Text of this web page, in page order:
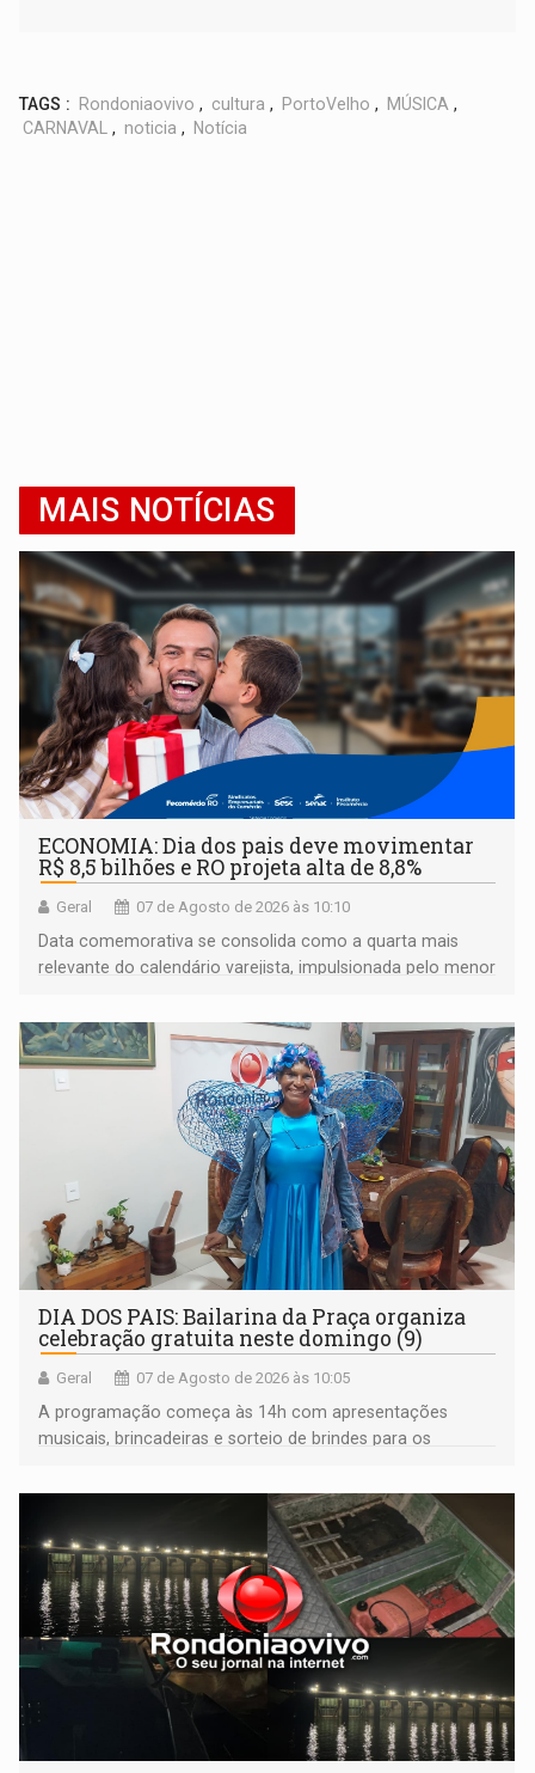
TAGS : Rondoniaovivo , cultura , PortoVelho , MÚSICA ,
CARNAVAL
, noticia , Notícia
MAIS NOTÍCIAS
ECONOMIA: Dia dos pais deve movimentar
R$ 8,5 bilhões e RO projeta alta de 8,8%
Geral 07 de Agosto de 2026 às 10:10
Data comemorativa se consolida como a quarta mais
relevante do calendário varejista, impulsionada pelo menor
média do trabalhador
DIA DOS PAIS: Bailarina da Praça organiza
celebração gratuita neste domingo (9)
Geral 07 de Agosto de 2026 às 10:05
A programação começa às 14h com apresentações
musicais, brincadeiras e sorteio de brindes para os
bolo e canto de parabéns dedicado aos pais